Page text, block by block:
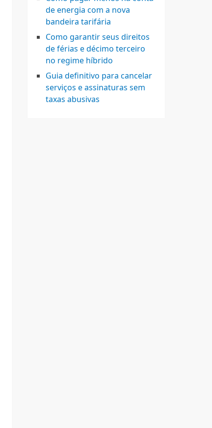
de energia com a nova
bandeira tarifária
Como garantir seus direitos
de férias e décimo terceiro
no regime híbrido
Guia definitivo para cancelar
serviços e assinaturas sem
taxas abusivas